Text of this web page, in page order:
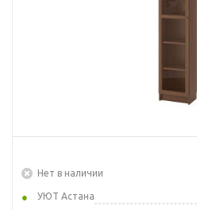
Нет в наличии
УЮТ Астана